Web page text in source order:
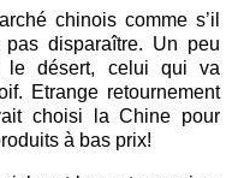
chinois comme s’il
disparaître. Un peu
le désert, celui qui va
Etrange retournement
choisi la Chine pour
à bas prix!